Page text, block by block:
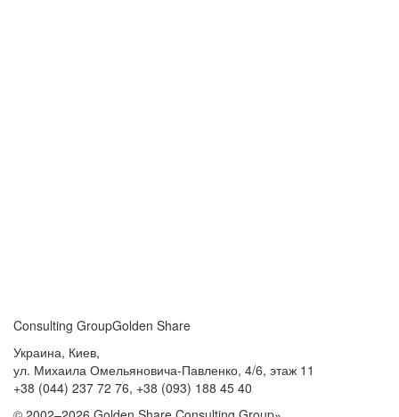
Consulting GroupGolden Share
Украина, Киев,
ул. Михаила Омельяновича-Павленко, 4/6, этаж 11
+38 (044) 237 72 76, +38 (093) 188 45 40